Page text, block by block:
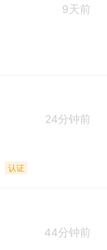
9天前
24分钟前
认证
44分钟前